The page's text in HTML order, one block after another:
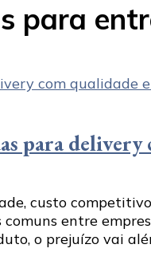
para
para
custo
entre
o prejuízo vai